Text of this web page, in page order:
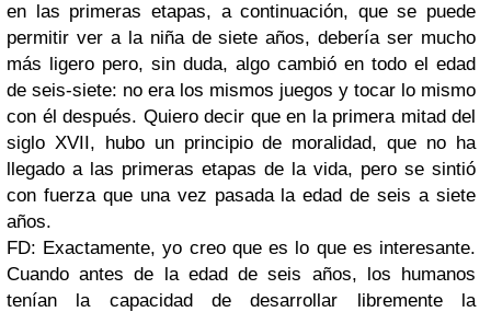
en las primeras etapas, a continuación, que se puede
permitir ver a la niña de siete años, debería ser mucho
más ligero pero, sin duda, algo cambió en todo el edad
de seis-siete: no era los mismos juegos y tocar lo mismo
con él después. Quiero decir que en la primera mitad del
siglo XVII, hubo un principio de moralidad, que no ha
llegado a las primeras etapas de la vida, pero se sintió
con fuerza que una vez pasada la edad de seis a siete
años.
FD: Exactamente, yo creo que es lo que es interesante.
Cuando antes de la edad de seis años, los humanos
tenían la capacidad de desarrollar libremente la